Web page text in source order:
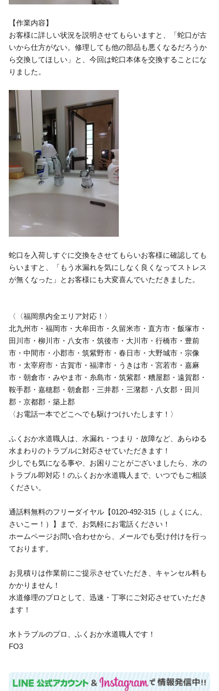
【作業内容】
お客様に詳しい状況を説明させてもらいますと、「蛇口が古
いから仕方がない。修理しても他の部品も悪くなるだろうか
ら交換してほしい」と、今回は蛇口本体を交換することにな
りました。
蛇口を入荷しすぐに交換をさせてもらいお客様に確認しても
らいますと、「もう水漏れを気にしなく良くなってストレス
が無くなった」とお客様にも大変喜んでいただきました。
〈〈福岡県内全エリア対応！〉
北九州市・福岡市・大牟田市・久留米市・直方市・飯塚市・
田川市・柳川市・八女市・筑後市・大川市・行橋市・豊前
市・中間市・小郡市・筑紫野市・春日市・大野城市・宗像
市・太宰府市・古賀市・福津市・うきは市・宮若市・嘉麻
市・朝倉市・みやま市・糸島市・筑紫郡・糟屋郡・遠賀郡・
鞍手郡・嘉穂郡・朝倉郡・三井郡・三潴郡・八女郡・田川
郡・京都郡・築上郡
〈お電話一本でどこへでも駆けつけいたします！〉
ふくおか水道職人は、水漏れ・つまり・故障など、あらゆる
水まわりのトラブルに対応させていただきます！
少しでも気になる事や、お困りごとがございましたら、水の
トラブル即対応！のふくおか水道職人まで、いつでもご相談
ください。
通話料無料のフリーダイヤル【0120-492-315（しょくにん、
さいこー！）】まで、お気軽にお電話ください！
ホームページお問い合わせから、メールでも受け付けを行っ
ております。
お見積りは作業前にご提示させていただき、キャンセル料も
かかりません！
水道修理のプロとして、迅速・丁寧にご対応させていただき
ます！
水トラブルのプロ、ふくおか水道職人です！
FO3